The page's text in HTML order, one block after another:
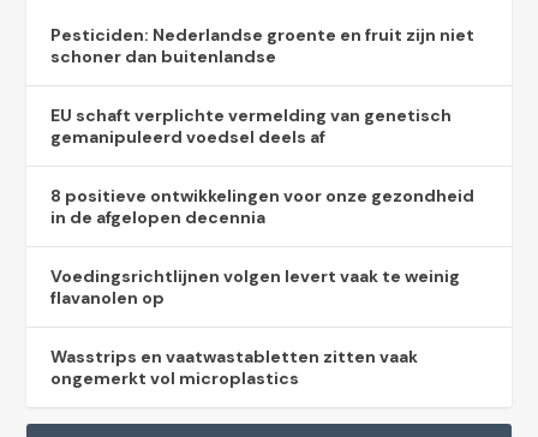
Pesticiden: Nederlandse groente en fruit zijn niet
schoner dan buitenlandse
EU schaft verplichte vermelding van genetisch
gemanipuleerd voedsel deels af
8 positieve ontwikkelingen voor onze gezondheid
in de afgelopen decennia
Voedingsrichtlijnen volgen levert vaak te weinig
flavanolen op
Wasstrips en vaatwastabletten zitten vaak
ongemerkt vol microplastics